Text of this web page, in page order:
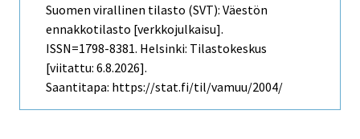
Suomen virallinen tilasto (SVT): Väestön
ennakkotilasto [verkkojulkaisu].
ISSN=1798-8381. Helsinki: Tilastokeskus
[viitattu: 6.8.2026].
Saantitapa: https://stat.fi/til/vamuu/2004/